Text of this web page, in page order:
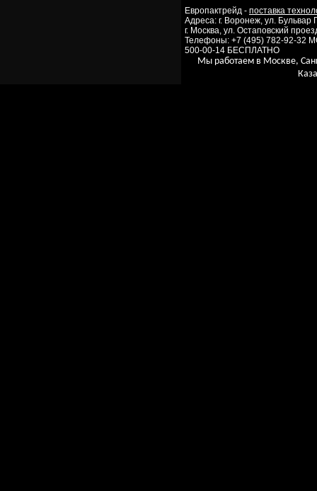
Европактрейд - поставка
Адреса: г. Воронеж, ул.
г. Москва, ул. Остаповский
Телефоны: +7 (495) 782-92-32
500-00-14 БЕСПЛАТНО
Мы работаем в Москве,